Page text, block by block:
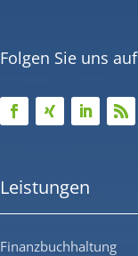
Folgen Sie uns auf
Leistungen
Finanzbuchhaltung